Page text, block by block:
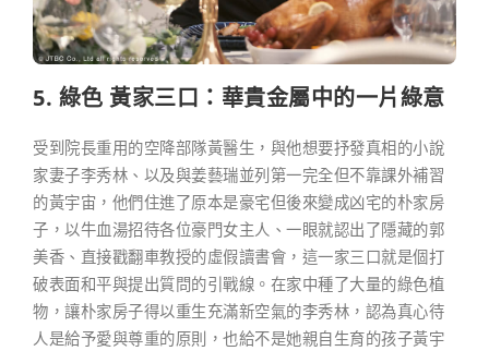
5. 綠色 黃家三口：華貴金屬中的一片綠意
受到院長重用的空降部隊黃醫生，與他想要抒發真相的小說
家妻子李秀林、以及與姜藝瑞並列第一完全但不靠課外補習
的黃宇宙，他們住進了原本是豪宅但後來變成凶宅的朴家房
子，以牛血湯招待各位豪門女主人、一眼就認出了隱藏的郭
美香、直接戳翻車教授的虛假讀書會，這一家三口就是個打
破表面和平與提出質問的引戰線。在家中種了大量的綠色植
物，讓朴家房子得以重生充滿新空氣的李秀林，認為真心待
人是給予愛與尊重的原則，也給不是她親自生育的孩子黃宇